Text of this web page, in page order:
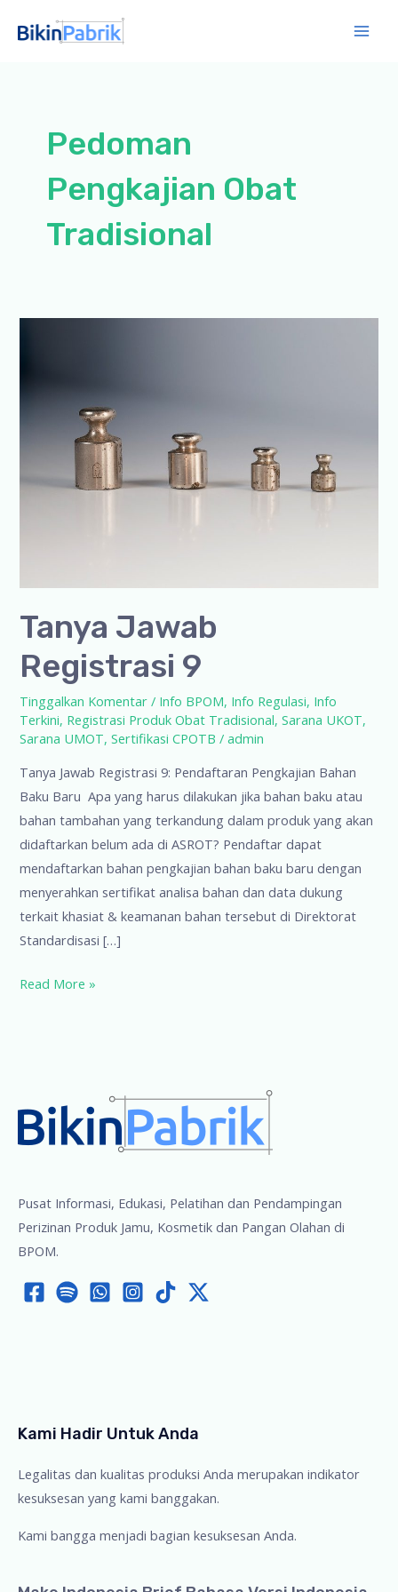
Pedoman
Pengkajian Obat
Tradisional
Tanya Jawab
Registrasi 9
Tinggalkan Komentar / Info BPOM, Info Regulasi, Info
Terkini, Registrasi Produk Obat Tradisional,Sarana UKOT,
Sarana UMOT,Sertifikasi CPOTB /admin
Tanya Jawab Registrasi 9: Pendaftaran Pengkajian Bahan
Baku Baru Apa yang harus dilakukan jika bahan baku atau
bahan tambahan yang terkandung dalam produk yang akan
didaftarkan belum ada di ASROT? Pendaftar dapat
mendaftarkan bahan pengkajian bahan baku baru dengan
menyerahkan sertifikat analisa bahan dan data dukung
terkait khasiat & keamanan bahan tersebut di Direktorat
Standardisasi […]
Tanya
Read More »
Pusat Informasi, Edukasi, Pelatihan dan Pendampingan
Perizinan Produk Jamu, Kosmetik dan Pangan Olahan di
BPOM.
Kami Hadir Untuk Anda
Legalitas dan kualitas produksi Anda merupakan indikator
kesuksesan yang kami banggakan.
Kami bangga menjadi bagian kesuksesan Anda.